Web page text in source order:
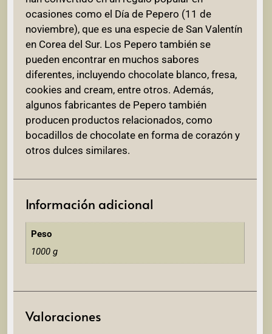
ocasiones como el Día de Pepero (11 de
noviembre), que es una especie de San Valentín
en Corea del Sur. Los Pepero también se
pueden encontrar en muchos sabores
diferentes, incluyendo chocolate blanco, fresa,
cookies and cream, entre otros. Además,
algunos fabricantes de Pepero también
producen productos relacionados, como
bocadillos de chocolate en forma de corazón y
otros dulces similares.
Información adicional
Peso
1000 g
Valoraciones